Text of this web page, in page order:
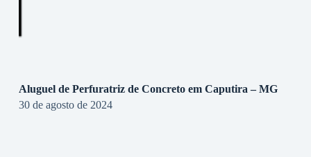
Aluguel de Perfuratriz de Concreto em Caputira – MG
30 de agosto de 2024